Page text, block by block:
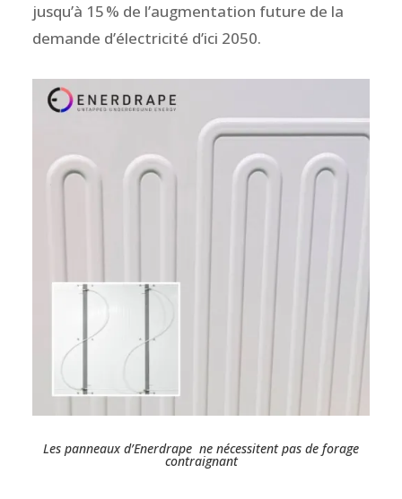
jusqu’à 15 % de l’augmentation future de la
demande d’électricité d’ici 2050.
Les panneaux d’Enerdrape ne nécessitent pas de forage
contraignant